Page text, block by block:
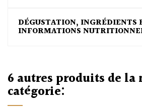
DÉGUSTATION, INGRÉDIENTS
INFORMATIONS
6 autres produits de la
catégorie: